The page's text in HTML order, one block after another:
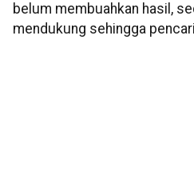
belum membuahkan hasil,
mendukung sehingga